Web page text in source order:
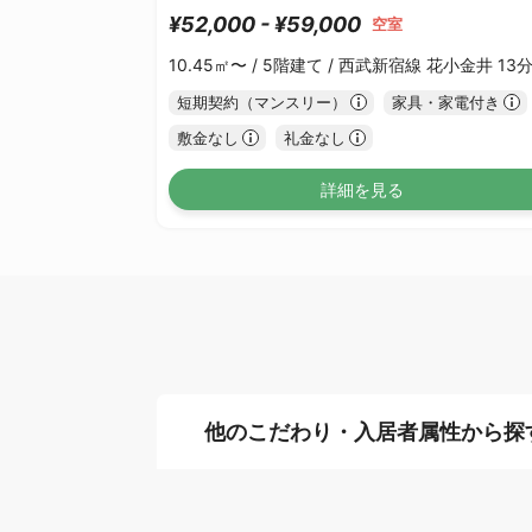
¥52,000 - ¥59,000 空室
10.45㎡〜 / 5階建て / 西武新宿線 花小金井 13分
短期契約（マンスリー）
家具・家電付き
敷金なし
礼金なし
詳細を見る
他のこだわり・入居者属性から探